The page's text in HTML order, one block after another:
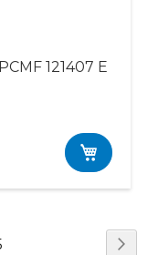
121407 E